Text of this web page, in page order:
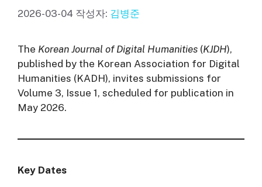
2026-03-04 작성자: 김병준
The Korean Journal of Digital Humanities (KJDH),
published by the Korean Association for Digital
Humanities (KADH), invites submissions for
Volume 3, Issue 1, scheduled for publication in
May 2026.
Key Dates